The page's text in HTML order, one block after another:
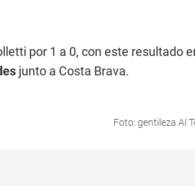
por 1 a 0, con este resultado
junto a Costa Brava.
Foto: gentileza Al